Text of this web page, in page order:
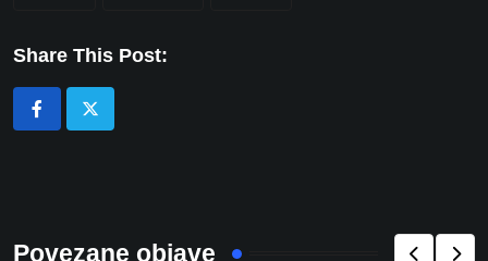
Share This Post:
Povezane objave